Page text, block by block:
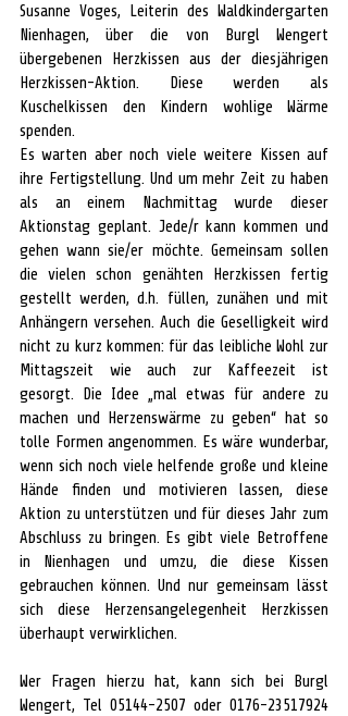
Susanne Voges, Leiterin des Waldkindergarten
Nienhagen, über die von Burgl Wengert
übergebenen Herzkissen aus der diesjährigen
Herzkissen-Aktion. Diese werden als
Kuschelkissen den Kindern wohlige Wärme
spenden.
Es warten aber noch viele weitere Kissen auf
ihre Fertigstellung. Und um mehr Zeit zu haben
als an einem Nachmittag wurde dieser
Aktionstag geplant. Jede/r kann kommen und
gehen wann sie/er möchte. Gemeinsam sollen
die vielen schon genähten Herzkissen fertig
gestellt werden, d.h. füllen, zunähen und mit
Anhängern versehen. Auch die Geselligkeit wird
nicht zu kurz kommen: für das leibliche Wohl zur
Mittagszeit wie auch zur Kaffeezeit ist
gesorgt. Die Idee „mal etwas für andere zu
machen und Herzenswärme zu geben“ hat so
tolle Formen angenommen. Es wäre wunderbar,
wenn sich noch viele helfende große und kleine
Hände finden und motivieren lassen, diese
Aktion zu unterstützen und für dieses Jahr zum
Abschluss zu bringen. Es gibt viele Betroffene
in Nienhagen und umzu, die diese Kissen
gebrauchen können. Und nur gemeinsam lässt
sich diese Herzensangelegenheit Herzkissen
überhaupt verwirklichen.
Wer Fragen hierzu hat, kann sich bei Burgl
Wengert, Tel 05144-2507 oder 0176-23517924